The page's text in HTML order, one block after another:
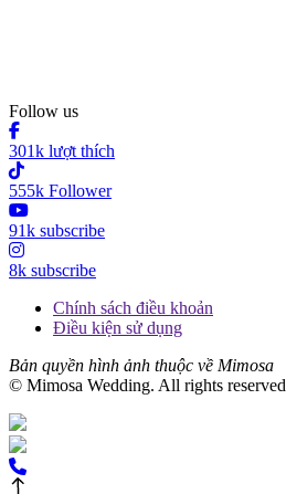
Follow us
301k lượt thích
555k Follower
91k subscribe
8k subscribe
Chính sách điều khoản
Điều kiện sử dụng
Bản quyền hình ảnh thuộc về Mimosa
© Mimosa Wedding. All rights reserved